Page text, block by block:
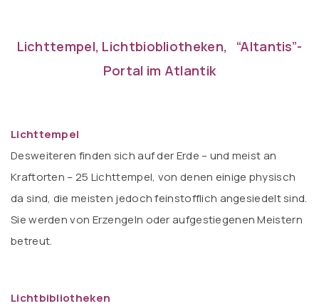
Lichttempel, Lichtbiobliotheken, “Altantis”-
Portal im Atlantik
Lichttempel
Desweiteren finden sich auf der Erde – und meist an
Kraftorten – 25 Lichttempel, von denen einige physisch
da sind, die meisten jedoch feinstofflich angesiedelt sind.
Sie werden von Erzengeln oder aufgestiegenen Meistern
betreut.
Lichtbibliotheken